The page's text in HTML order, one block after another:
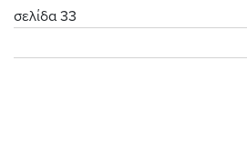
σελίδα 33